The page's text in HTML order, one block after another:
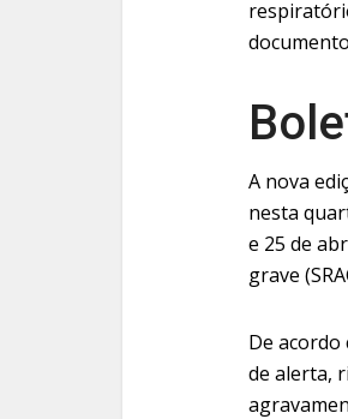
A nova
nesta
e 25 de
grave
De acordo
de alerta,